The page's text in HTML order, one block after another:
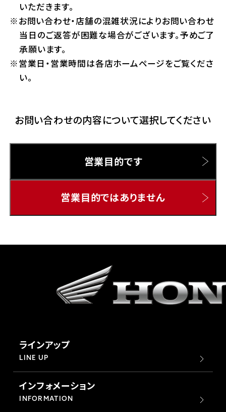
Gmailをご利用の方
いただきます。
お問い合わせ・店舗の混雑状況によりお問い合わせ
当日のご返答が困難な場合がございます。予めご了
承願います。
営業日・営業時間は各店ホームページをご覧くださ
い。
お問い合わせの内容について選択してください
営業目的です
営業目的ではありません
ラインアップ
LINE UP
インフォメーション
INFORMATION
千葉県
ホンダドリーム 船橋
ホンダドリーム 松戸
埼玉県
ホンダドリーム 鴻巣
ホンダドリーム 狭山
ホンダドリーム 東浦和
ホンダドリーム 新座
茨城県
ホンダドリーム 西宮甲子園
奈良県
ホンダドリーム 奈良